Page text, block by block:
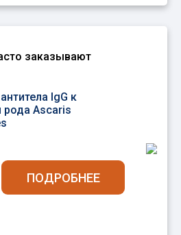
заказывают
IgG к
Ascaris
ПОДРОБНЕЕ